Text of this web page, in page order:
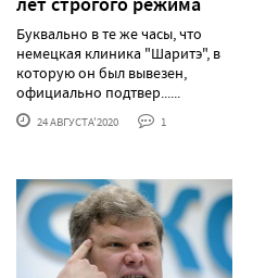
Буквально в те же часы, что
немецкая клиника "Шаритэ", в
которую он был вывезен,
официально подтвер......
24 АВГУСТА'2020 1